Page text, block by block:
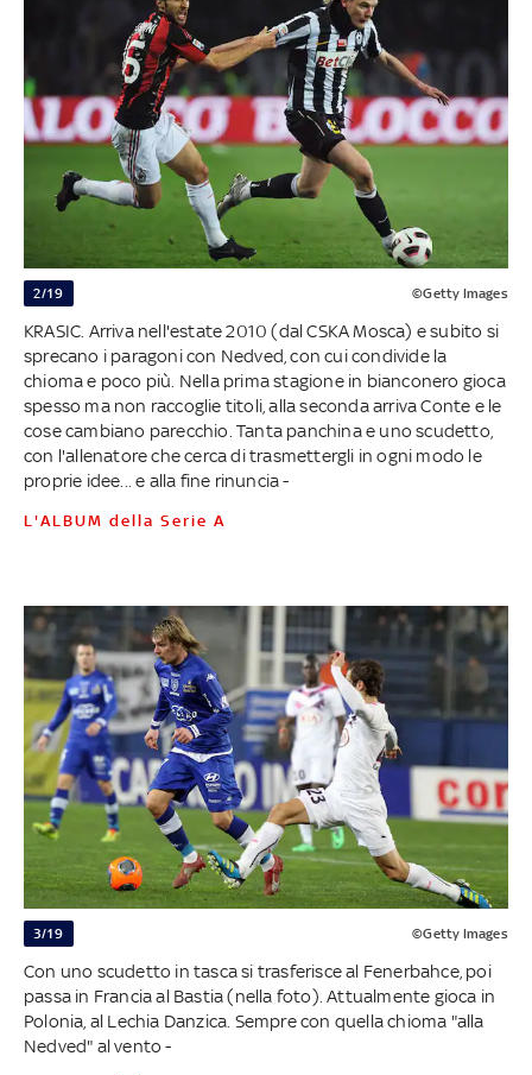
2/19 ©Getty Images
KRASIC. Arriva nell'estate 2010 (dal CSKA Mosca) e subito si
sprecano i paragoni con Nedved, con cui condivide la
chioma e poco più. Nella prima stagione in bianconero gioca
spesso ma non raccoglie titoli, alla seconda arriva Conte e le
cose cambiano parecchio. Tanta panchina e uno scudetto,
con l'allenatore che cerca di trasmettergli in ogni modo le
proprie idee... e alla fine rinuncia -
L'ALBUM della Serie A
3/19 ©Getty Images
Con uno scudetto in tasca si trasferisce al Fenerbahce, poi
passa in Francia al Bastia (nella foto). Attualmente gioca in
Polonia, al Lechia Danzica. Sempre con quella chioma "alla
Nedved" al vento -